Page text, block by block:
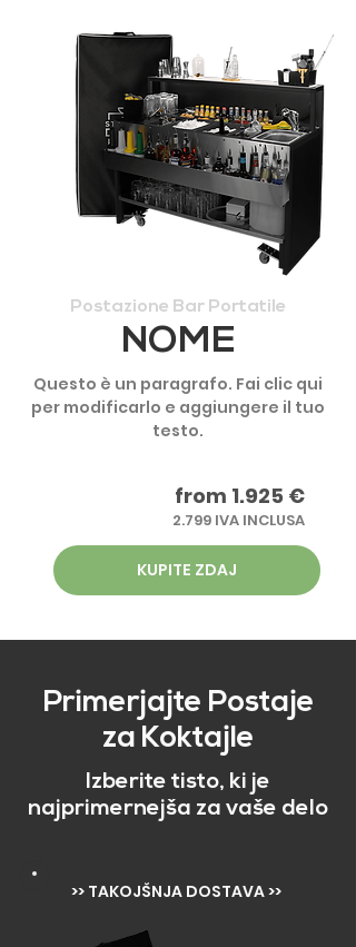
Postazione Bar Portatile
NOME
Questo è un paragrafo. Fai clic qui
per modificarlo e aggiungere il tuo
testo.
from 1.925 €
2.799 IVA INCLUSA
KUPITE ZDAJ
Primerjajte Postaje
za Koktajle
Izberite tisto, ki je
najprimernejša za vaše delo
>> TAKOJŠNJA DOSTAVA >>